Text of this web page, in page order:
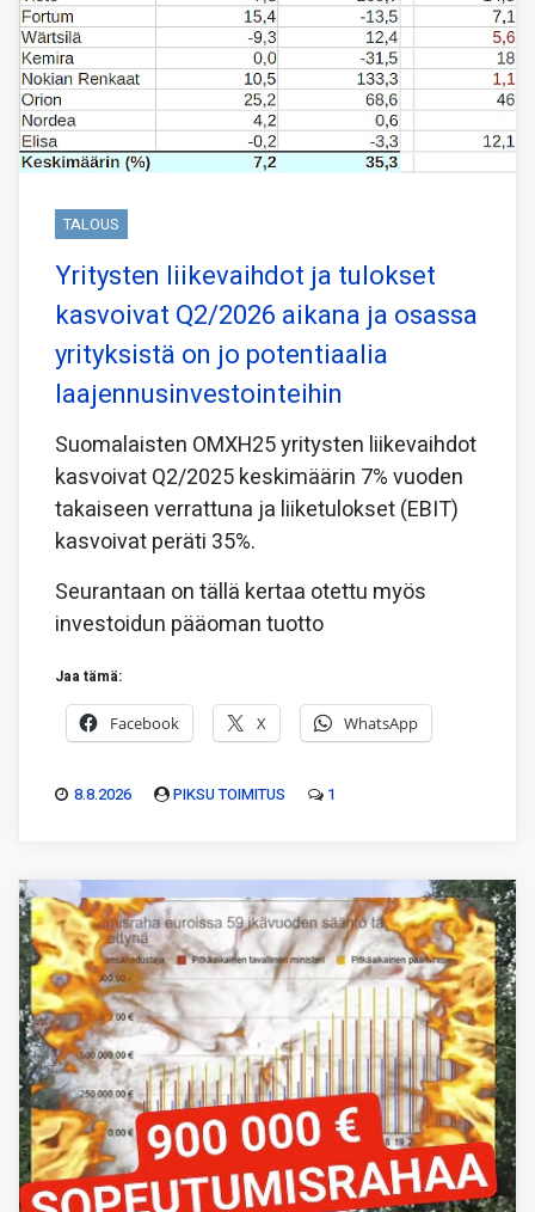
TALOUS
Yritysten liikevaihdot ja tulokset
kasvoivat Q2/2026 aikana ja osassa
yrityksistä on jo potentiaalia
laajennusinvestointeihin
Suomalaisten OMXH25 yritysten liikevaihdot
kasvoivat Q2/2025 keskimäärin 7% vuoden
takaiseen verrattuna ja liiketulokset (EBIT)
kasvoivat peräti 35%.
Seurantaan on tällä kertaa otettu myös
investoidun pääoman tuotto
Jaa tämä:
Facebook X WhatsApp
8.8.2026 PIKSU TOIMITUS 1